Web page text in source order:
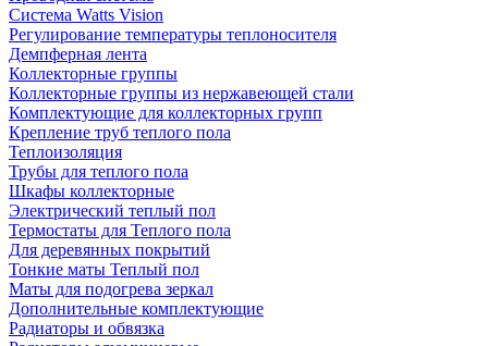
Система Watts Vision
Регулирование температуры теплоносителя
Демпферная лента
Коллекторные группы
Коллекторные группы из нержавеющей стали
Комплектующие для коллекторных групп
Крепление труб теплого пола
Теплоизоляция
Трубы для теплого пола
Шкафы коллекторные
Электрический теплый пол
Термостаты для Теплого пола
Для деревянных покрытий
Тонкие маты Теплый пол
Маты для подогрева зеркал
Дополнительные комплектующие
Радиаторы и обвязка